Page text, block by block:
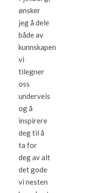
ønsker
jeg å dele
både av
kunnskapen
vi
tilegner
oss
underveis
og å
inspirere
deg til å
ta for
deg av alt
det gode
vi nesten